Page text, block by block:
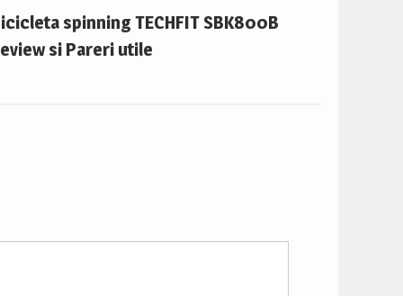
spinning TECHFIT SBK800B
si Pareri utile